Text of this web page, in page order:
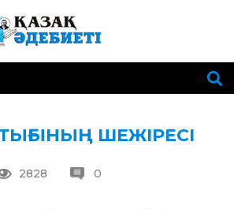
ШЕЖІРЕСІ
2828 0